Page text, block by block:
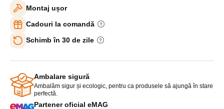
Montaj ușor
Cadouri la comandă
Schimb în 30 de zile
Ambalare sigură
Ambalăm sigur și ecologic, pentru ca produsele să ajungă în stare
perfectă.
Partener oficial eMAG